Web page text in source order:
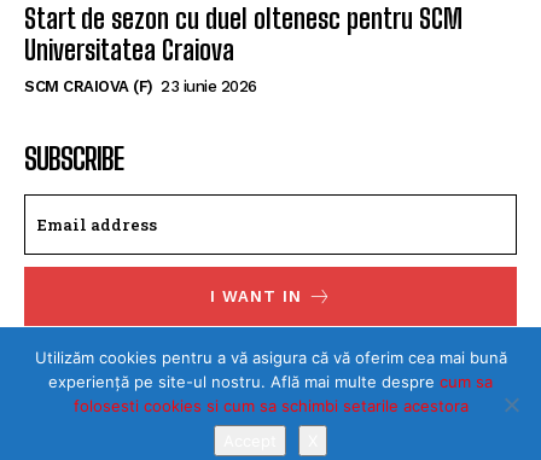
Start de sezon cu duel oltenesc pentru SCM
Universitatea Craiova
SCM CRAIOVA (F) 23 iunie 2026
SUBSCRIBE
I WANT IN
I've read and accept thePrivacy Policy.
Utilizăm cookies pentru a vă asigura că vă oferim cea mai bună
experiență pe site-ul nostru. Află mai multe despre cum sa
folosesti cookies si cum sa schimbi setarile acestora